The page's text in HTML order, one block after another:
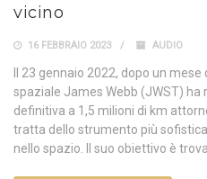
vicino
16 FEBBRAIO 2023 AUDIO
Il 23 gennaio 2022, dopo un
spaziale James Webb (JWST)
definitiva a 1,5 milioni di km
tratta dello strumento più
nello spazio. Il suo obiettivo è